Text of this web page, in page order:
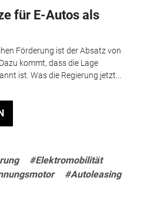
für E-Autos als
Förderung ist der Absatz von
kommt, dass die Lage
ist. Was die Regierung jetzt...
#Elektromobilität
#Autoleasing